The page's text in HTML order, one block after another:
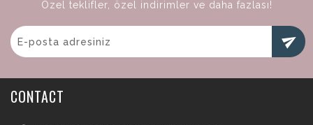
Özel teklifler, özel indirimler ve daha fazlası!
send
CONTACT